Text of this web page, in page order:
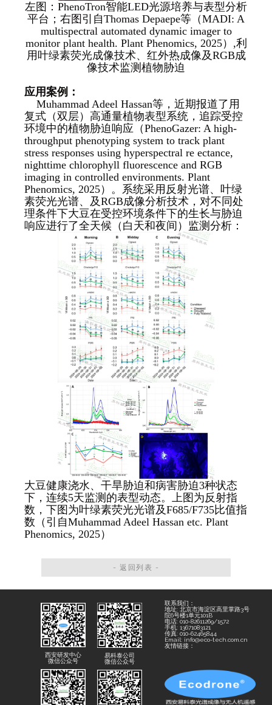
左图：PhenoTron智能LED光源培养与表型分析
平台；右图引自Thomas Depaepe等（MADI: A
multispectral automated dynamic imager to
monitor plant health. Plant Phenomics, 2025）,利
用叶绿素荧光成像技术、红外热成像及RGB成
像技术监测植物胁迫
应用案例：
Muhammad Adeel Hassan等，近期报道了用
复式（双层）高通量植物表型系统，追踪受控
环境中的植物胁迫响应（PhenoGazer: A high-
throughput phenotyping system to track plant
stress responses using hyperspectral re ectance,
nighttime chlorophyll fluorescence and RGB
imaging in controlled environments. Plant
Phenomics, 2025）。系统采用反射光谱、叶绿
素荧光光谱、及RGB成像分析技术，对不同处
理条件下大豆在受控环境条件下的生长与胁迫
响应进行了全天候（白天和夜间）监测分析：
大豆健康浇水、干旱胁迫和病害胁迫3种状态
下，连续5天监测的表型动态。上图为反射指
数，下图为叶绿素荧光光谱及F685/F735比值指
数（引自Muhammad Adeel Hassan etc. Plant
Phenomics, 2025）
- 返回列表 -
西安研发中心
微信公众号
易科泰公司
微信公众号
联系我们：
地址: 北京市海淀区高里掌路3号
院6号楼1单元101B
电话: 010-82611269/1572
手机: 13671083121
传真: 010-62465844
Email: info@eco-tech.com.cn
友情链接：